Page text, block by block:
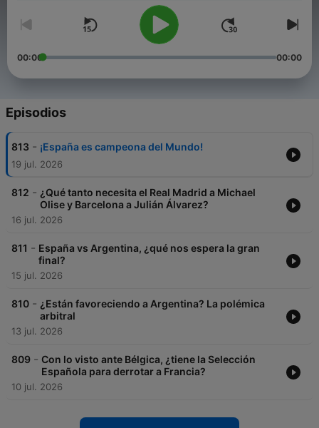
00:00 00:00
Episodios
813 - ¡España es campeona del Mundo!
19 jul. 2026
812 - ¿Qué tanto necesita el Real Madrid a Michael
Olise y Barcelona a Julián Álvarez?
16 jul. 2026
811 - España vs Argentina, ¿qué nos espera la gran
final?
15 jul. 2026
810 - ¿Están favoreciendo a Argentina? La polémica
arbitral
13 jul. 2026
809 - Con lo visto ante Bélgica, ¿tiene la Selección
Española para derrotar a Francia?
10 jul. 2026